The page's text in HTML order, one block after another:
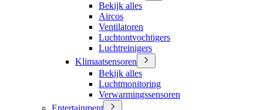
Bekijk alles
Aircos
Ventilatoren
Luchtontvochtigers
Luchtreinigers
Klimaatsensoren
Bekijk alles
Luchtmonitoring
Verwarmingssensoren
Entertainment